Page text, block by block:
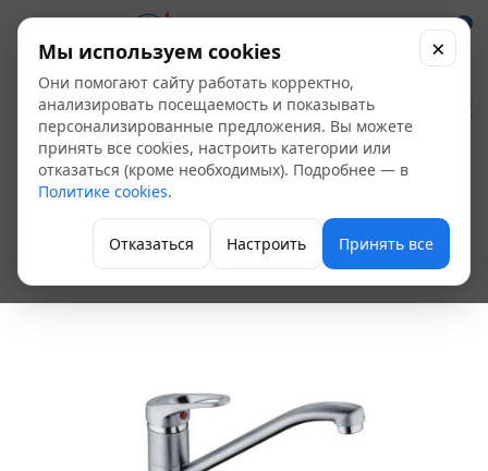
0
Смеситель мойка
FRAP F4913-1
одноручный гайка
Однорычажные смесители для кухни
Мы используем cookies
Они помогают сайту работать корректно,
анализировать посещаемость и показывать
персонализированные предложения. Вы можете
принять все cookies, настроить категории или
отказаться (кроме необходимых). Подробнее — в
Политике cookies.
Отказаться Настроить Принять все
×